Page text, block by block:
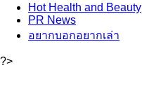
HotHealth and Beauty
PR News
อยากบอกอยากเล่า
?>